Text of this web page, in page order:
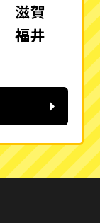
滋賀
福井